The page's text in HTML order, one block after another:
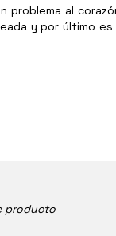
al
y por último
producto